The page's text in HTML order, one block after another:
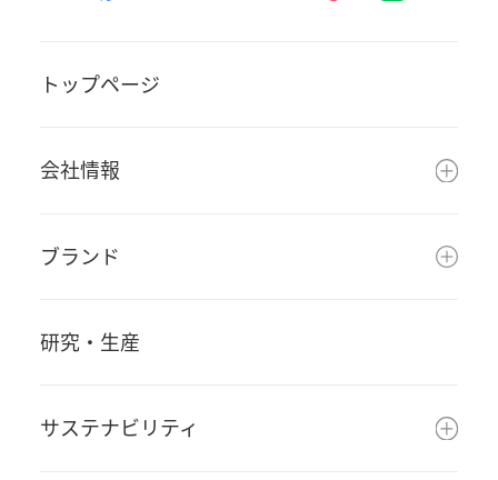
トップページ
会社情報
ブランド
研究・生産
サステナビリティ